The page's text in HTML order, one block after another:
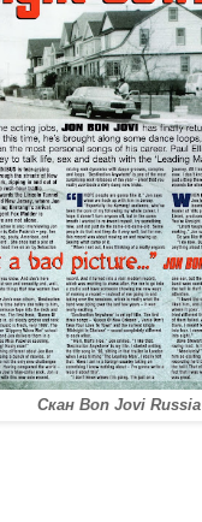
Скан Bon Jovi Russia